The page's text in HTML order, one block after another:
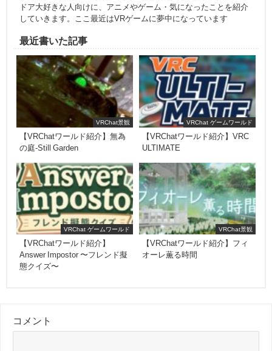
ドア大好きな人向けに、アニメやゲーム・気になったことを紹介
していきます。ここ最近はVRゲームに夢中になっています
最近書いた記事
VRChat景観
【VRChatワールド紹介】無為
の庭-Still Garden
VRChat ゲームワールド
【VRChatワールド紹介】VRC
ULTIMATE
VRChat ゲームワールド
【VRChatワールド紹介】
Answer Impostor 〜フレンド擬
態クイズ〜
VRChat景観
【VRChatワールド紹介】フィ
オーレ薫る時間
コメント